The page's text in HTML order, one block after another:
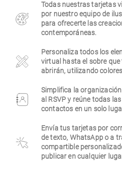
Empresa
Todas nuestras tarjetas
por nuestro equipo de
para ofrecerte las
contemporáneas.
Personaliza todos los
virtual hasta el sobre
abrirán, utilizando
Simplifica la
al RSVP y reúne todas
contactos en un solo
Envía tus tarjetas por
de texto, WhatsApp o a
compartible
publicar en cualquier